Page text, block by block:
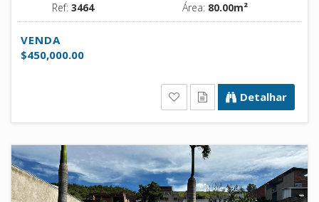
Ref: 3464 Área: 80.00m²
VENDA
$450,000.00
Detalhar